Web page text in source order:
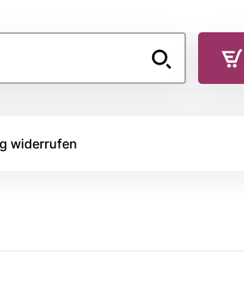
widerrufen